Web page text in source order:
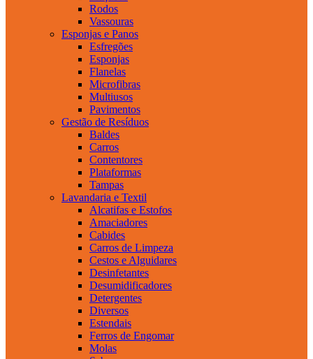
Rodos
Vassouras
Esponjas e Panos
Esfregões
Esponjas
Flanelas
Microfibras
Multiusos
Pavimentos
Gestão de Resíduos
Baldes
Carros
Contentores
Plataformas
Tampas
Lavandaria e Textil
Alcatifas e Estofos
Amaciadores
Cabides
Carros de Limpeza
Cestos e Alguidares
Desinfetantes
Desumidificadores
Detergentes
Diversos
Estendais
Ferros de Engomar
Molas